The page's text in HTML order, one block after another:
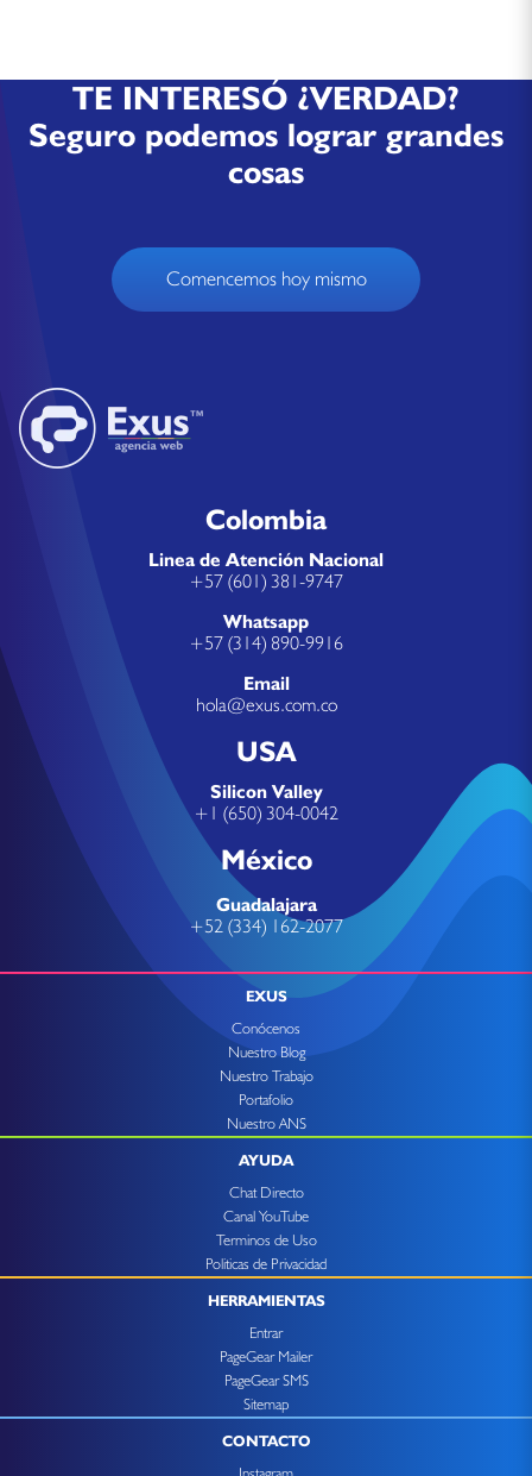
TE INTERESÓ ¿VERDAD?
Seguro podemos lograr grandes
cosas
Comencemos hoy mismo
Colombia
Linea de Atención Nacional
+57 (601) 381-9747
Whatsapp
+57 (314) 890-9916
Email
hola@exus.com.co
USA
Silicon Valley
+1 (650) 304-0042
México
Guadalajara
+52 (334) 162-2077
EXUS
Conócenos
Nuestro Blog
Nuestro Trabajo
Portafolio
Nuestro ANS
AYUDA
Chat Directo
Canal YouTube
Terminos de Uso
Politicas de Privacidad
HERRAMIENTAS
Entrar
PageGear Mailer
PageGear SMS
Sitemap
CONTACTO